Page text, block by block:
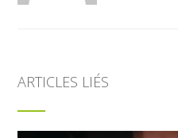
ARTICLES LIÉS